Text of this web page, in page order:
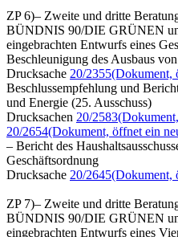
ZP 6)– Zweite und dritte
BÜNDNIS 90/DIE GRÜNEN
eingebrachten Entwurfs eines
Beschleunigung des Ausbaus
Drucksache 20/2355(Dokument,
Beschlussempfehlung und
und Energie (25. Ausschuss)
Drucksachen 20/2583
20/2654(Dokument, öffnet ein
– Bericht des
Geschäftsordnung
Drucksache 20/2645(Dokument,
ZP 7)– Zweite und dritte
BÜNDNIS 90/DIE GRÜNEN
eingebrachten Entwurfs eines